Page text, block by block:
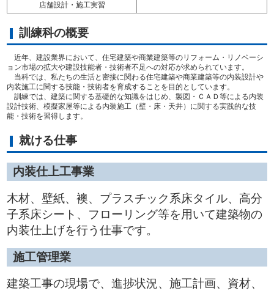
店舗設計・施工実習
訓練科の概要
近年、建設業界において、住宅建築や商業建築等のリフォーム・リノベーシ
ョン市場の拡大や建設技能者・技術者不足への対応が求められています。
当科では、私たちの生活と密接に関わる住宅建築や商業建築等の内装設計や
内装施工に関する技能・技術者を育成することを目的としています。
訓練では、建築に関する基礎的な知識をはじめ、製図・ＣＡＤ等による内装
設計技術、模擬家屋等による内装施工（壁・床・天井）に関する実践的な技
能・技術を習得します。
就ける仕事
内装仕上工事業
木材、壁紙、襖、プラスチック系床タイル、高分
子系床シート、フローリング等を用いて建築物の
内装仕上げを行う仕事です。
施工管理業
建築工事の現場で、進捗状況、施工計画、資材、